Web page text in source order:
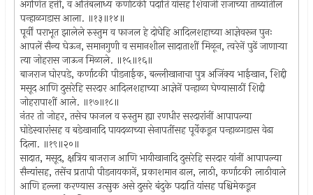
अगणित हत्ती, व अतिबलाध्य कर्णाटकी पदाति यांसह शिवाजी राजाच्या ताब्यांतील
पन्हाळगडास आला. ॥१३॥१४॥
पूर्वीं पराभूत झालेले रुस्तुम व फाजल हे दोघेहि आदिलशहाच्या आज्ञेवरून पुनः
आपलें सैन्य घेऊन, समानगुणी व समानशील सादाताशीं मिळून, त्वरेनें पुढें जाणार्‍या
त्या जोहरास जाऊन मिळाले. ॥१५॥१६॥
बाजराज घोरपडे, कर्णाटकी पीडनाईक, बल्लीखानाचा पुत्र अजिंक्य भाईखान, शिद्दी
मसूद आणि दुसरेहि सरदार आदिलशहाच्या आज्ञेनें पन्हाळा घेण्यासाठीं शिद्दी
जोहरापाशीं आले. ॥१७॥१८॥
नंतर तो जोहर, तसेच फाजल व रुस्तुम ह्या रणधीर सरदारांनीं आपापल्या
घोडेस्वारांसह व बडेखानादि पायदळाच्या सेनापतींसह पूर्वेकडून पन्हाळगडास वेढा
दिला. ॥१९॥२०॥
सादात, मसूद, क्षत्रिय बाजराज आणि भायीखानादि दुसरेहि सरदार यांनीं आपापल्या
सैन्यांसह, तसेंच प्रतापी पीडनायकानें, प्रकाशमान ढाल, लाठी, कर्णाटकी लाठीवाले
आणि हल्ला करण्यास उत्सुक असे दुसरे बंदुके पदाति यांसह पश्चिमेकडून